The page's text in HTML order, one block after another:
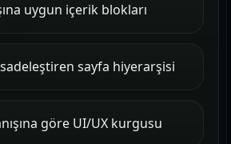
uygun içerik blokları
sayfa hiyerarşisi
göre UI/UX kurgusu